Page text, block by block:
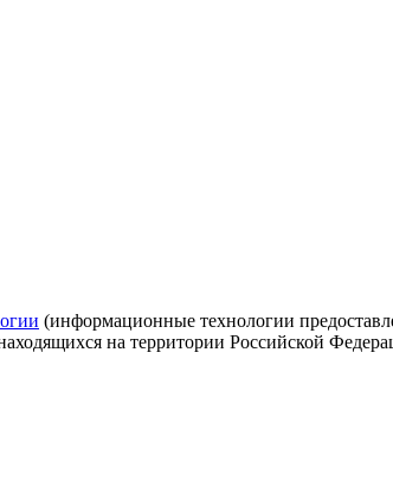
(информационные технологии
на территории Российской